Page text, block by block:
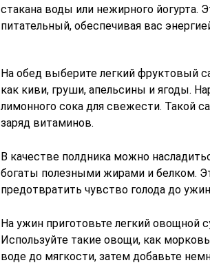
стакана воды или нежирного йогурта.
питательный, обеспечивая вас
На обед выберите легкий фруктовый
как киви, груши, апельсины и ягоды.
лимонного сока для свежести. Такой
заряд витаминов.
В качестве полдника можно
богаты полезными жирами и белком.
предотвратить чувство голода до
На ужин приготовьте легкий овощной
Используйте такие овощи, как
воде до мягкости, затем добавьте